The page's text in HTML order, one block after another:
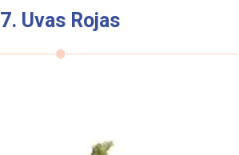
7. Uvas Rojas